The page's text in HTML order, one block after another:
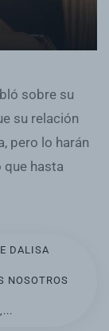
sobre su
su relación
pero lo harán
que hasta
DALISA
NOSOTROS